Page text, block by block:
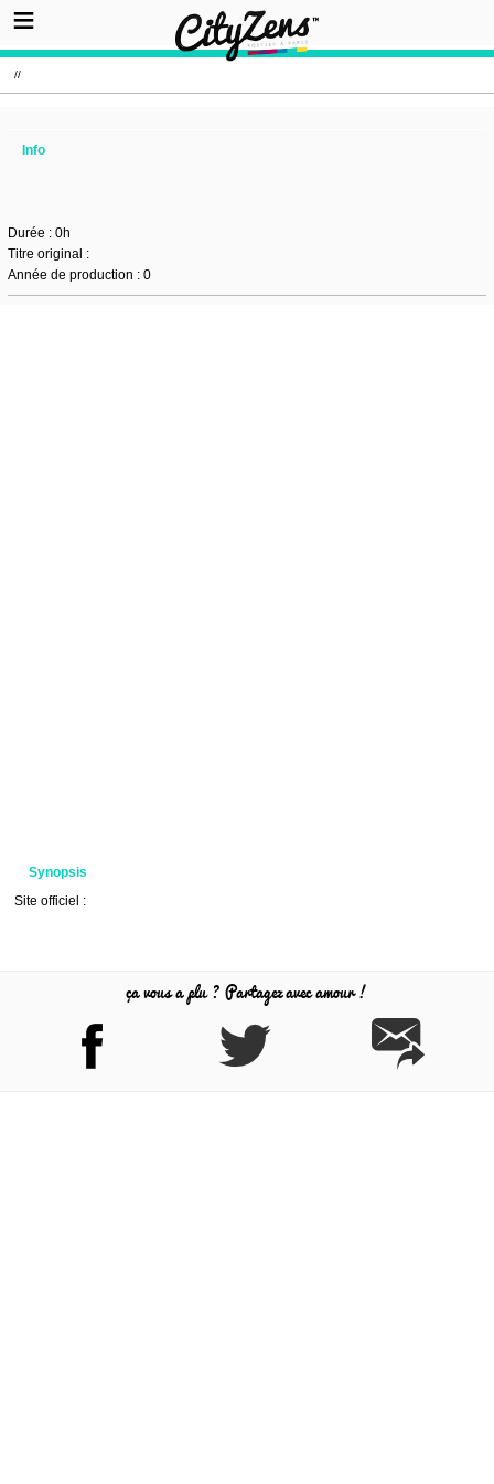
//
Info
Durée : 0h
Titre original :
Année de production : 0
Synopsis
Site officiel :
ça vous a plu ? Partagez avec amour !